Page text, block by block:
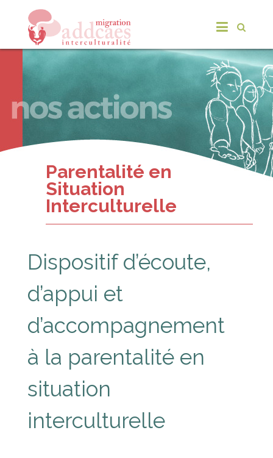
Parentalité en
Situation
Interculturelle
Dispositif d’écoute,
d’appui et
d’accompagnement
à la parentalité en
situation
interculturelle